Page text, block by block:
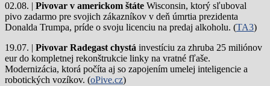
02.08. | Pivovar v americkom štáte Wisconsin, ktorý sľuboval
pivo zadarmo pre svojich zákazníkov v deň úmrtia prezidenta
Donalda Trumpa, príde o svoju licenciu na predaj alkoholu. (TA3)
19.07. | Pivovar Radegast chystá investíciu za zhruba 25 miliónov
eur do kompletnej rekonštrukcie linky na vratné fľaše.
Modernizácia, ktorá počíta aj so zapojením umelej inteligencie a
robotických vozíkov. (oPive.cz)